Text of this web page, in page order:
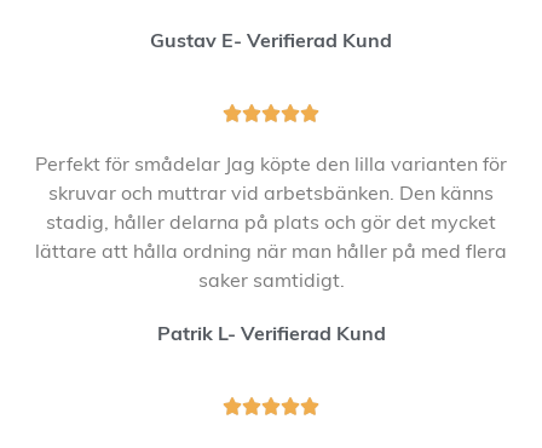
Gustav E- Verifierad Kund

Perfekt för smådelar Jag köpte den lilla varianten för
skruvar och muttrar vid arbetsbänken. Den känns
stadig, håller delarna på plats och gör det mycket
lättare att hålla ordning när man håller på med flera
saker samtidigt.
Patrik L- Verifierad Kund
